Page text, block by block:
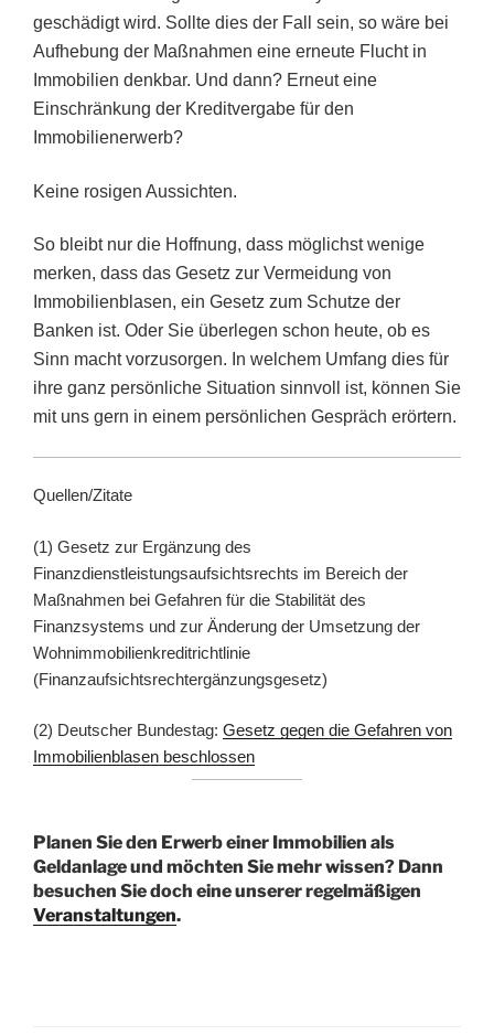
geschädigt wird. Sollte dies der Fall sein, so wäre bei
Aufhebung der Maßnahmen eine erneute Flucht in
Immobilien denkbar. Und dann? Erneut eine
Einschränkung der Kreditvergabe für den
Immobilienerwerb?
Keine rosigen Aussichten.
So bleibt nur die Hoffnung, dass möglichst wenige
merken, dass das Gesetz zur Vermeidung von
Immobilienblasen, ein Gesetz zum Schutze der
Banken ist. Oder Sie überlegen schon heute, ob es
Sinn macht vorzusorgen. In welchem Umfang dies für
ihre ganz persönliche Situation sinnvoll ist, können Sie
mit uns gern in einem persönlichen Gespräch erörtern.
Quellen/Zitate
(1) Gesetz zur Ergänzung des
Finanzdienstleistungsaufsichtsrechts im Bereich der
Maßnahmen bei Gefahren für die Stabilität des
Finanzsystems und zur Änderung der Umsetzung der
Wohnimmobilienkreditrichtlinie
(Finanzaufsichtsrechtergänzungsgesetz)
(2) Deutscher Bundestag: Gesetz gegen die Gefahren von
Immobilienblasen beschlossen
Planen Sie den Erwerb einer Immobilien als
Geldanlage und möchten Sie mehr wissen? Dann
besuchen Sie doch eine unserer regelmäßigen
Veranstaltungen.